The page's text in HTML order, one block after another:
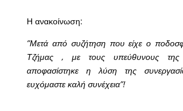
Η ανακοίνωση:
”Μετά από συζήτηση που είχε ο
Τζήμας , με τους υπεύθυνους
αποφασίστηκε η λύση της
ευχόμαστε καλή συνέχεια”!